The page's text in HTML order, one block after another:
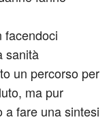
facendoci
sanità
un percorso per
ma pur
a fare una sintesi